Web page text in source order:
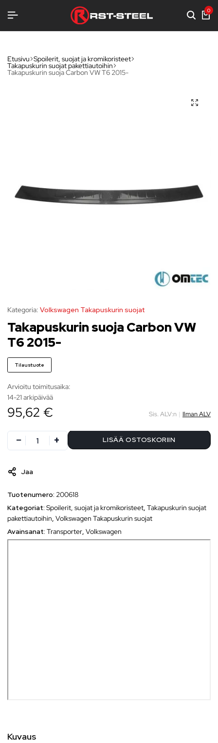
KOTIMAISTA LAATUA TERÄKSENLUJAA VARUSTELUA
KOTIMAISTA LAATUA TERÄKSENLUJAA VARUSTELUA
KOTIMAISTA LAATUA TERÄKSENLUJAA VARUSTELUA 0
Etusivu Spoilerit, suojat ja kromikoristeet
Takapuskurin suojat pakettiautoihin
Takapuskurin suoja Carbon VW T6 2015-
Kategoria: Volkswagen Takapuskurin suojat
Takapuskurin suoja Carbon VW
T6 2015-
Tilaustuote
Arvioitu toimitusaika:
14-21 arkipäivää
95,62 € Sis. ALV:n | Ilman ALV
LISÄÄ OSTOSKORIIN
Jaa
Tuotenumero: 200618
Kategoriat: Spoilerit, suojat ja kromikoristeet, Takapuskurin suojat
pakettiautoihin, Volkswagen Takapuskurin suojat
Avainsanat: Transporter, Volkswagen
Kuvaus